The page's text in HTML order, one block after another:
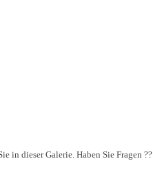
in dieser Galerie. Haben Sie Fragen ??